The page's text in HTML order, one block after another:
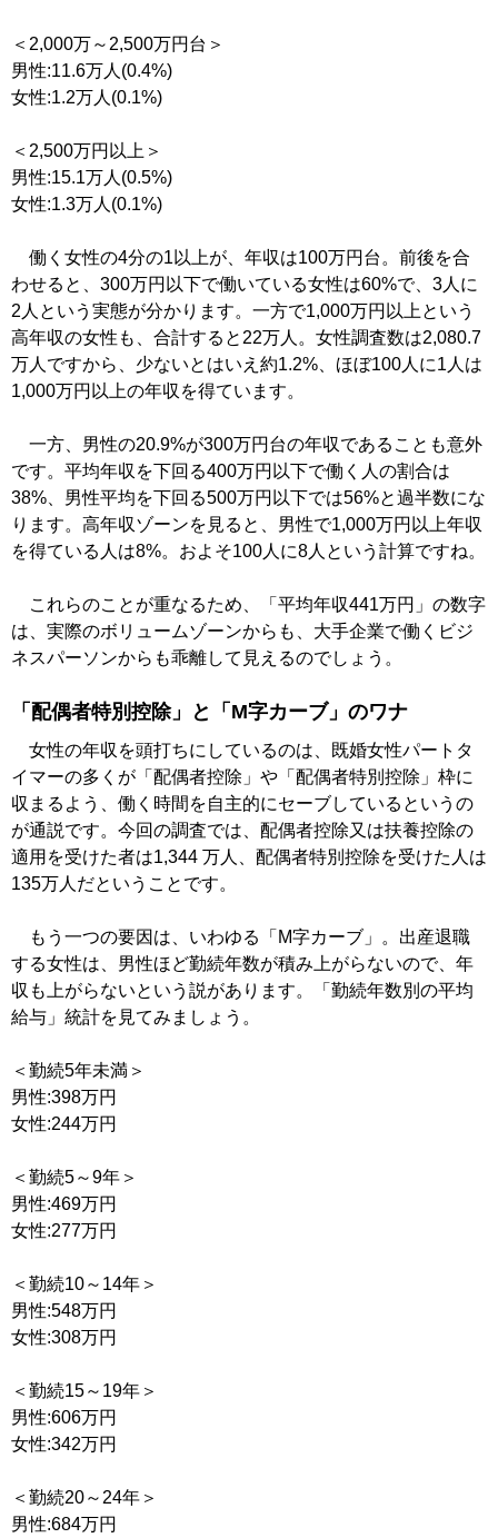
＜2,000万～2,500万円台＞
男性:11.6万人(0.4%)
女性:1.2万人(0.1%)
＜2,500万円以上＞
男性:15.1万人(0.5%)
女性:1.3万人(0.1%)
働く女性の4分の1以上が、年収は100万円台。前後を合
わせると、300万円以下で働いている女性は60%で、3人に
2人という実態が分かります。一方で1,000万円以上という
高年収の女性も、合計すると22万人。女性調査数は2,080.7
万人ですから、少ないとはいえ約1.2%、ほぼ100人に1人は
1,000万円以上の年収を得ています。
一方、男性の20.9%が300万円台の年収であることも意外
です。平均年収を下回る400万円以下で働く人の割合は
38%、男性平均を下回る500万円以下では56%と過半数にな
ります。高年収ゾーンを見ると、男性で1,000万円以上年収
を得ている人は8%。およそ100人に8人という計算ですね。
これらのことが重なるため、「平均年収441万円」の数字
は、実際のボリュームゾーンからも、大手企業で働くビジ
ネスパーソンからも乖離して見えるのでしょう。
「配偶者特別控除」と「M字カーブ」のワナ
女性の年収を頭打ちにしているのは、既婚女性パートタ
イマーの多くが「配偶者控除」や「配偶者特別控除」枠に
収まるよう、働く時間を自主的にセーブしているというの
が通説です。今回の調査では、配偶者控除又は扶養控除の
適用を受けた者は1,344 万人、配偶者特別控除を受けた人は
135万人だということです。
もう一つの要因は、いわゆる「M字カーブ」。出産退職
する女性は、男性ほど勤続年数が積み上がらないので、年
収も上がらないという説があります。「勤続年数別の平均
給与」統計を見てみましょう。
＜勤続5年未満＞
男性:398万円
女性:244万円
＜勤続5～9年＞
男性:469万円
女性:277万円
＜勤続10～14年＞
男性:548万円
女性:308万円
＜勤続15～19年＞
男性:606万円
女性:342万円
＜勤続20～24年＞
男性:684万円